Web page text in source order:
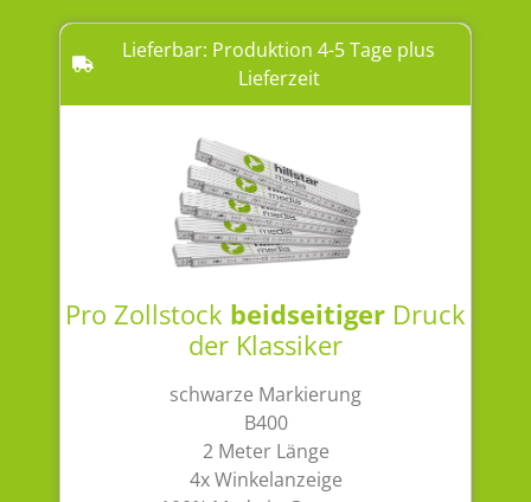
Lieferbar: Produktion 4-5 Tage plus
Lieferzeit
Pro Zollstock beidseitiger Druck
der Klassiker
schwarze Markierung
B400
2 Meter Länge
4x Winkelanzeige